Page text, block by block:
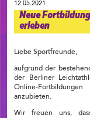
12.05.2021
Neue
erleben
Liebe Sportfreunde,
aufgrund der
der Berliner
Online-
anzubieten.
Wir freuen uns,